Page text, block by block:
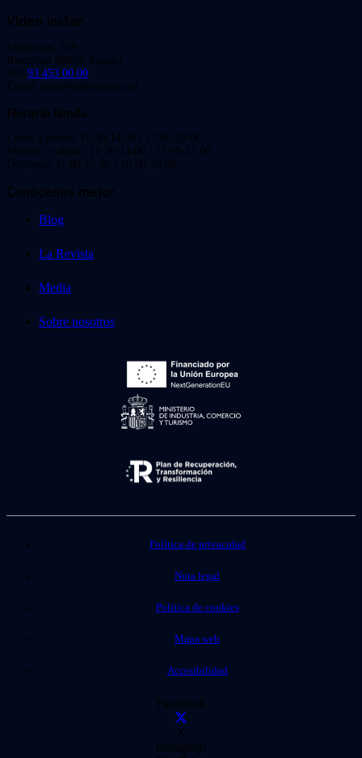
Video Instan
Viladomat, 239
Barcelona 08029. España.
Tel: 93 453 00 00
Email: info@videoinstan.net
Horario tienda
Lunes a jueves: 10:30-14:00 / 17:00-20:00
Viernes y sábado: 10:30-14:00 / 17:00-21:00
Domingo: 11:00-15:00 / 16:00-20:00
Conócenos mejor
Blog
La Revista
Media
Sobre nosotros
Política de privacidad
Nota legal
Política de cookies
Mapa web
Accesibilidad
Facebook
X
Instagram